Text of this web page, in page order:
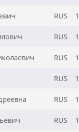
RUS
RUS
RUS
RUS
RUS
RUS